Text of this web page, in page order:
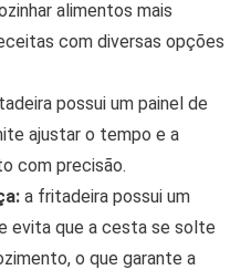
alimentos mais
com diversas opções
possui um painel de
ajustar o tempo e a
com precisão.
a fritadeira possui um
evita que a cesta se solte
o que garante a